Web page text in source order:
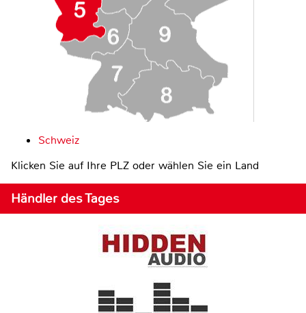
Schweiz
Klicken Sie auf Ihre PLZ oder wählen Sie ein Land
Händler des Tages